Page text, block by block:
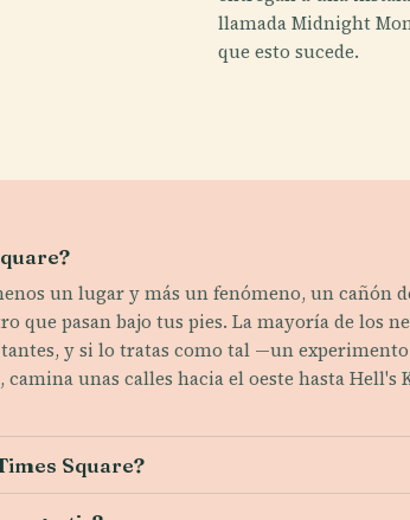
llamada Midnight
que esto sucede.
un lugar y más un fenómeno, un cañón
que pasan bajo tus pies. La mayoría de los
y si lo tratas como tal —un
camina unas calles hacia el oeste hasta
Square?